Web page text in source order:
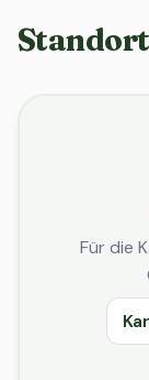
Standort
Für die